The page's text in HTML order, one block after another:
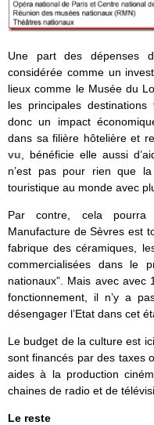
Une part des dépenses
considérée comme un
lieux comme le Musée du
les principales
donc un impact
dans sa filière hôtelière et
vu , bénéficie elle aussi
n’est pas pour rien que
touristique au monde avec
Par contre, cela
Manufacture de Sèvres est
fabrique des céramiques,
commercialisées dans le
nationaux”. Mais avec
fonctionnement, il n’y a
désengager l’Etat dans cet
Le budget de la culture est
sont financés par des taxes
aides à la production
chaines de radio et de
Le reste